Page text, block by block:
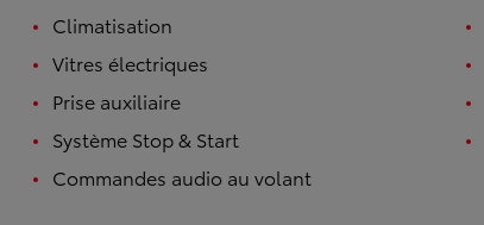
Climatisation
Vitres électriques
Prise auxiliaire
Système Stop & Start
Commandes audio au volant